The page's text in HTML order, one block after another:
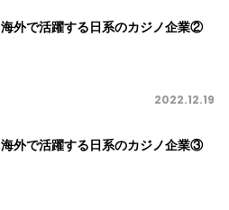
海外で活躍する日系のカジノ企業②
2022.12.19
海外で活躍する日系のカジノ企業③